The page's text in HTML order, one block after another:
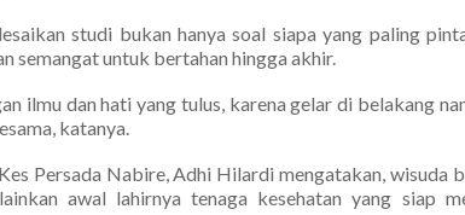
studi bukan hanya soal siapa yang paling
semangat untuk bertahan hingga akhir.
ilmu dan hati yang tulus, karena gelar di belakang
katanya.
Persada Nabire, Adhi Hilardi mengatakan, wisuda
awal lahirnya tenaga kesehatan yang siap